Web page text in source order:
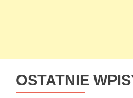
OSTATNIE